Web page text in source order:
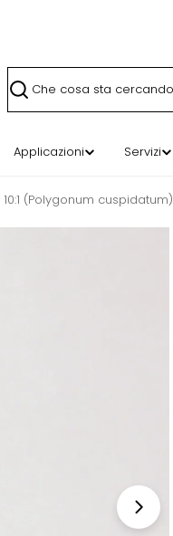
Ricerca
Applicazioni Servizi
(Polygonum cuspidatum)